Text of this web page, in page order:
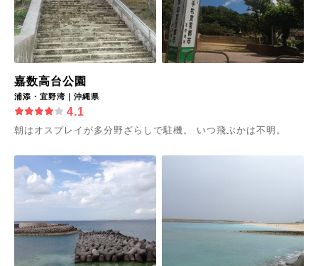
嘉数高台公園
浦添・宜野湾｜沖縄県
4.1
朝はオスプレイが多分野ざらしで駐機。 いつ飛ぶかは不明。